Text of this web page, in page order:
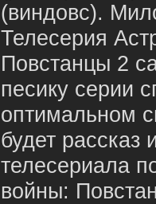
(виндовс).
Телесерия
Повстанцы 2
песику серии
оптимальном
будет рассказ
телесериала
войны: